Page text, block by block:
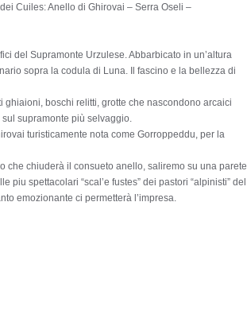
Cuiles: Anello di Ghirovai – Serra Oseli –
del Supramonte Urzulese. Abbarbicato in un’altura
sopra la codula di Luna. Il fascino e la bellezza di
boschi relitti, grotte che nascondono arcaici
supramonte più selvaggio.
turisticamente nota come Gorroppeddu, per la
che chiuderà il consueto anello, saliremo su una parete
spettacolari “scal’e fustes” dei pastori “alpinisti” del
emozionante ci permetterà l’impresa.